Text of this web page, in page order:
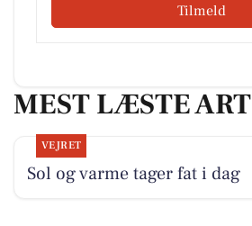
Tilmeld
MEST LÆSTE
VEJRET
Sol og varme tager fat i dag